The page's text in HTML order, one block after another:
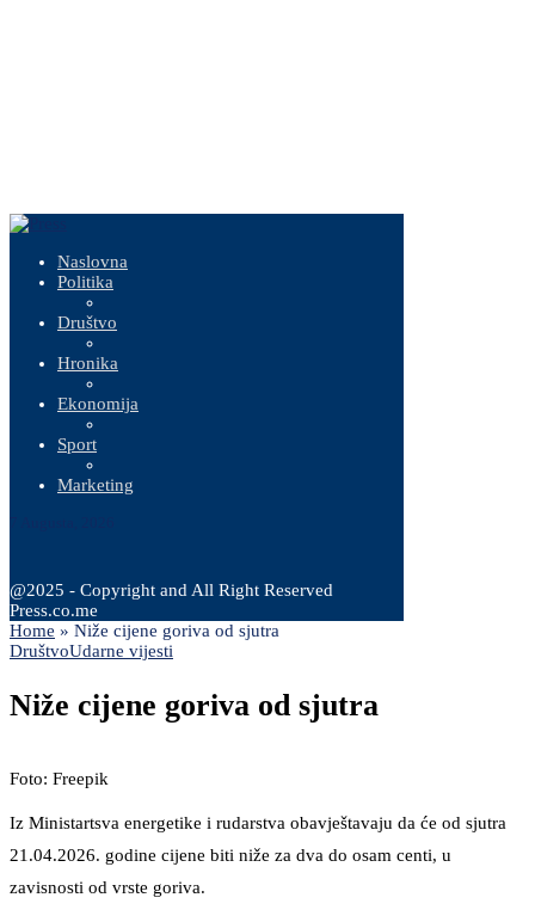
Naslovna
Politika
Društvo
Hronika
Ekonomija
Sport
Marketing
@2025 - Copyright and All Right Reserved
Press.co.me
Home » Niže cijene goriva od sjutra
DruštvoUdarne vijesti
Niže cijene goriva od sjutra
Foto: Freepik
Iz Ministartsva energetike i rudarstva obavještavaju da će od sjutra
21.04.2026. godine cijene biti niže za dva do osam centi, u
zavisnosti od vrste goriva.